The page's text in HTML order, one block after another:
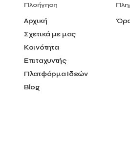
Πλοήγηση
Αρχική
Σχετικά με μας
Κοινότητα
Επιταχυντής
Πλατφόρμα Ιδεών
Blog